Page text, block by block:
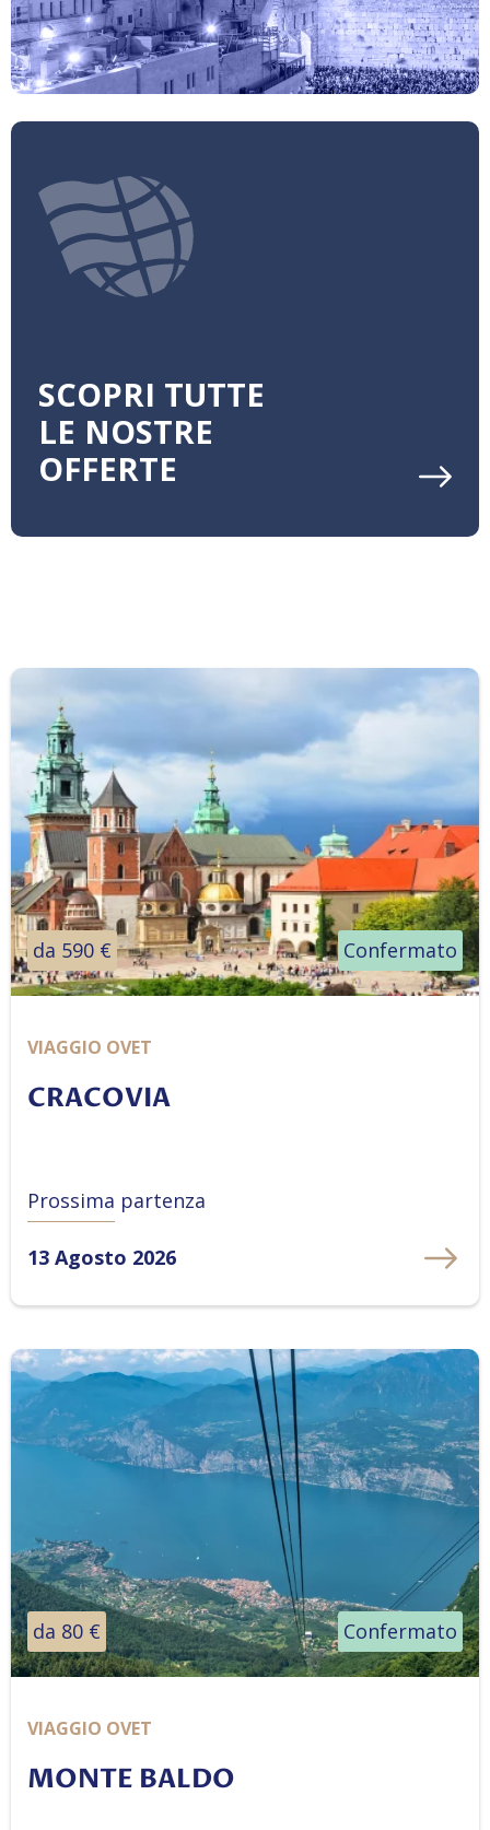
SCOPRI TUTTE
LE NOSTRE
OFFERTE
da 590 € Confermato
VIAGGIO OVET
CRACOVIA
Prossima partenza
13 Agosto 2026
da 80 € Confermato
VIAGGIO OVET
MONTE BALDO